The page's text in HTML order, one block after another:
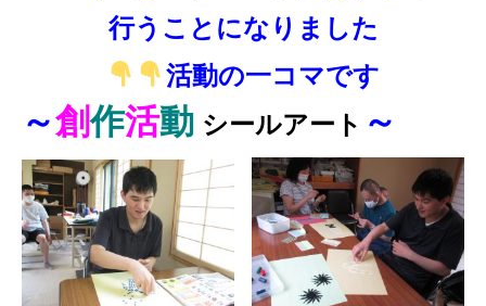
行うことになりました
活動の一コマです
～創作活動 シールアート ～